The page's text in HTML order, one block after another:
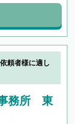
頼者様に適し
務所 東